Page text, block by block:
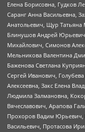
Елена Борисовна, Гудков
Саранг Анна Васильевна,
Анатольевич, Щур
Блинушов Андрей
Михайлович, Симонов
Мельникова Валентина
Баженова Светлана
Сергей Иванович,
Алексеевна, Закс Елена
Людмила Залмановна,
Вячеславович, Арапова
Прохоров Вадим Юрьевич,
Васильевич, Протасова